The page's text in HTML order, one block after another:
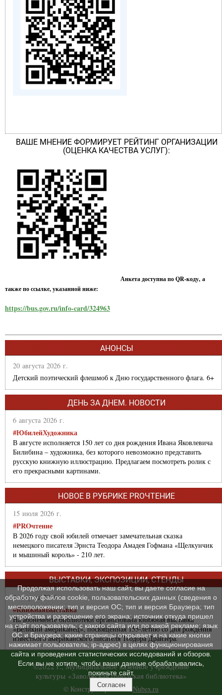
ВАШЕ МНЕНИЕ ФОРМИРУЕТ РЕЙТИНГ ОРГАНИЗАЦИИ
(ОЦЕНКА КАЧЕСТВА УСЛУГ):
Анкета доступна по QR-коду, а
также по ссылке, указанной ниже:
https://bus.gov.ru/info-card/324963
АНОНСЫ
20 августа 2026 г.
Детский поэтический флешмоб к Дню государственного флага. 6+
ДЕНЬ ЗА ДНЕМ. НОВОСТИ
6 августа 2026 г.
#ЮбилейХудожника
В августе исполняется 150 лет со дня рождения Ивана Яковлевича
Билибина – художника, без которого невозможно представить
русскую книжную иллюстрацию. Предлагаем посмотреть ролик с
его прекрасными картинами.
НОВОЕ В РУБРИКЕ PROЧТЕНИЕ
15 июля 2026 г.
#PROчтение
В 2026 году свой юбилей отмечает замечательная сказка
немецкого писателя Эрнста Теодора Амадея Гофмана «Щелкунчик
и мышиный король» - 210 лет.
ВЫСТАВКИ, ЭКСПОЗИЦИИ, СТЕНДЫ
4 августа 2026 г.
#КнижнаяВыставка
На абонементе библиотеки организована книжная выставка
«Великий американец», посвященная 155-летию со дня рождения
известного американского писателя Теодора Драйзера.
©2022 г., Муниципальное казенное учреждение
культуры «Заволжская городская библиотека»
© Конструктор сайтовNubex.ru
Продолжая использовать наш сайт, вы даете согласие на
обработку файлов cookie, пользовательских данных (сведения о
местоположении; тип и версия ОС; тип и версия Браузера; тип
устройства и разрешение его экрана; источник откуда пришел
на сайт пользователь; с какого сайта или по какой рекламе; язык
ОС и Браузера; какие страницы открывает и на какие кнопки
нажимает пользователь; ip-адрес) в целях функционирования
сайта и проведения статистических исследований и обзоров.
Если вы не хотите, чтобы ваши данные обрабатывались,
покиньте сайт.
Согласен